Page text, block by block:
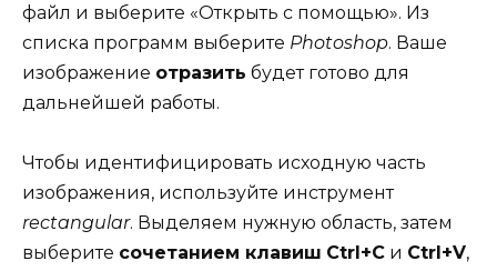
файл и выберите «Открыть с помощью». Из
списка программ выберите Photoshop. Ваше
изображение отразить будет готово для
дальнейшей работы.
Чтобы идентифицировать исходную часть
изображения, используйте инструмент
rectangular. Выделяем нужную область, затем
выберите сочетанием клавиш Ctrl+C и Ctrl+V,